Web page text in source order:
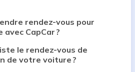
rendez-vous pour
CapCar ?
le rendez-vous de
de votre voiture ?